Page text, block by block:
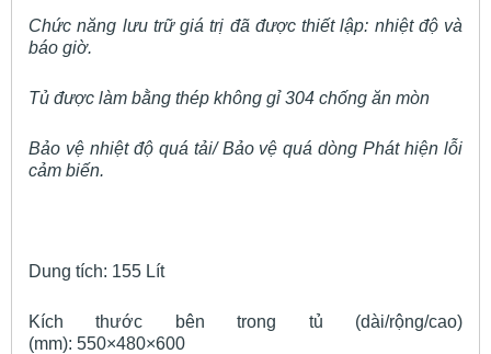
Chức năng lưu trữ giá trị đã được thiết lập: nhiệt độ và
báo giờ.
Tủ được làm bằng thép không gỉ 304 chống ăn mòn
Bảo vệ nhiệt độ quá tải/ Bảo vệ quá dòng Phát hiện lỗi
cảm biến.
Dung tích: 155 Lít
Kích thước bên trong tủ (dài/rộng/cao)
(mm): 550×480×600